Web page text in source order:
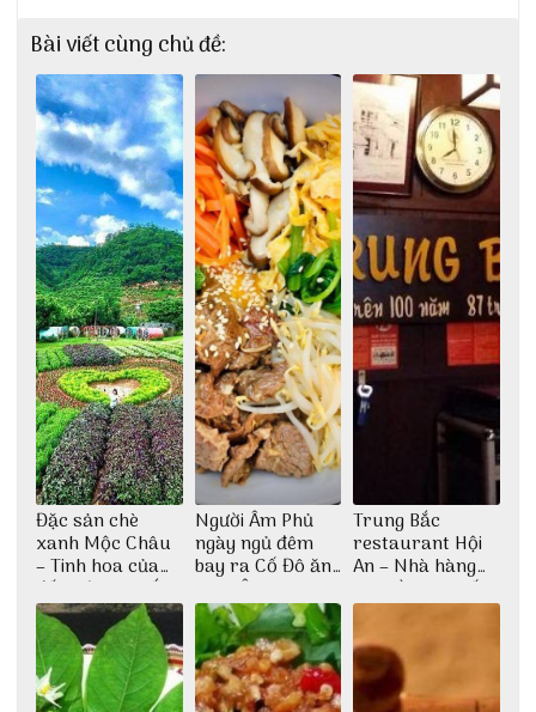
Bài viết cùng chủ đề:
Đặc sản chè
xanh Mộc Châu
– Tinh hoa của
đất trời Tây Bắc
Người Âm Phủ
ngày ngủ đêm
bay ra Cố Đô ăn
Cơm Âm Phủ
Huế
Trung Bắc
restaurant Hội
An – Nhà hàng
cao lầu có thiết
kế vô cùng ấn
tượng giữa lòng
phố Hội